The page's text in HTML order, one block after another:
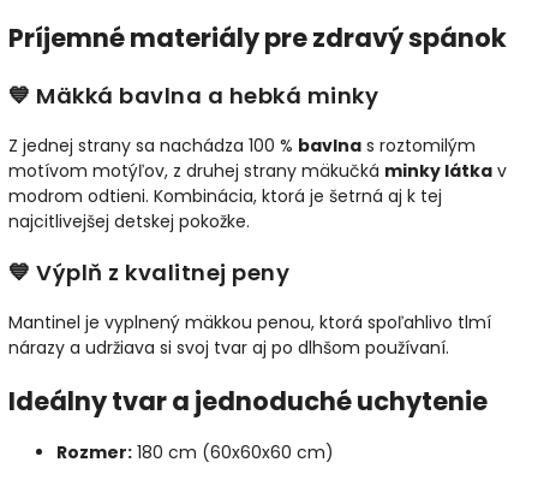
Príjemné materiály pre zdravý spánok
💙 Mäkká bavlna a hebká minky
Z jednej strany sa nachádza 100 % bavlna s roztomilým
motívom motýľov, z druhej strany mäkučká minky látka v
modrom odtieni. Kombinácia, ktorá je šetrná aj k tej
najcitlivejšej detskej pokožke.
💙 Výplň z kvalitnej peny
Mantinel je vyplnený mäkkou penou, ktorá spoľahlivo tlmí
nárazy a udržiava si svoj tvar aj po dlhšom používaní.
Ideálny tvar a jednoduché uchytenie
Rozmer: 180 cm (60x60x60 cm)